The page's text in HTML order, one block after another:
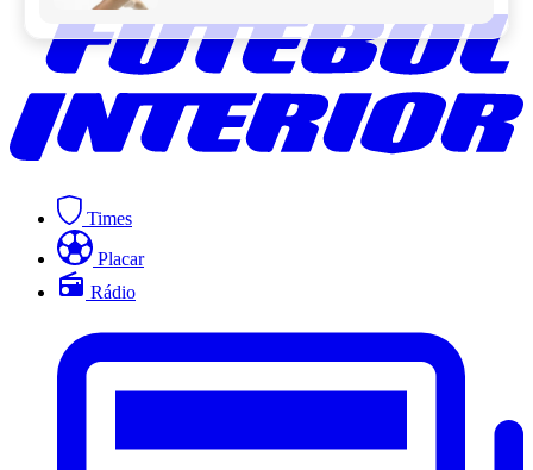
Times
Placar
Rádio